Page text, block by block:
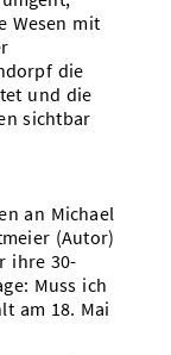
Wesen mit
die
und die
sichtbar
an Michael
(Autor)
ihre 30-
Muss ich
am 18. Mai